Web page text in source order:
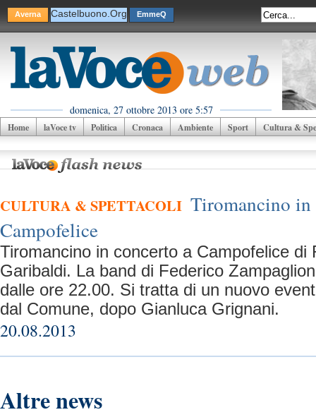
Averna Castelbuono.Org EmmeQ
domenica, 27 ottobre 2013 ore 5:57
Home laVoce tv Politica Cronaca Ambiente Sport Cultura &
CULTURA & SPETTACOLI Tiromancino in
Campofelice
Tiromancino in concerto a Campofelice di
Garibaldi. La band di Federico
dalle ore 22.00. Si tratta di un nuovo
dal Comune, dopo Gianluca Grignani.
20.08.2013
Altre news